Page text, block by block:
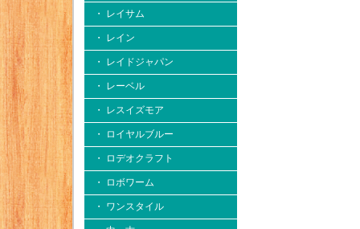
・ レイサム
・ レイン
・ レイドジャパン
・ レーベル
・ レスイズモア
・ ロイヤルブルー
・ ロデオクラフト
・ ロボワーム
・ ワンスタイル